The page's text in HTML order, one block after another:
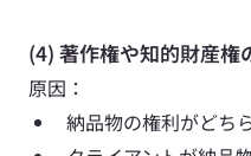
(4) 著作権や知的財産権
原因：
納品物の権利がどち